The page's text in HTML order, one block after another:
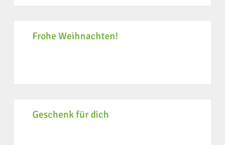
Frohe Weihnachten!
Geschenk für dich